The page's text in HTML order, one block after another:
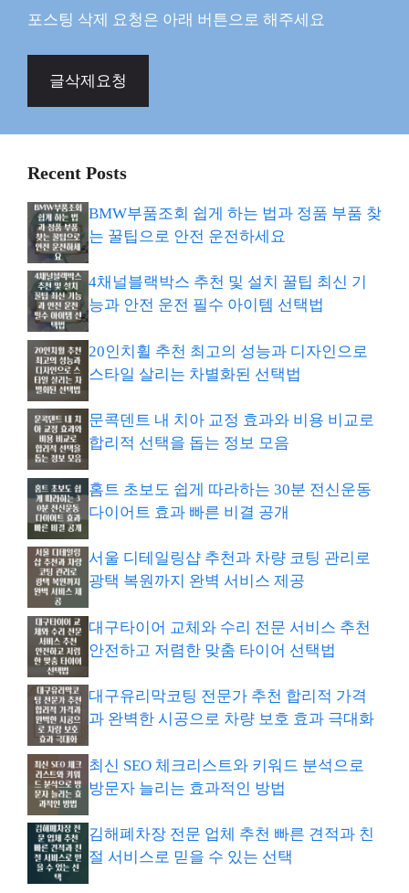
포스팅 삭제 요청은 아래 버튼으로 해주세요
글삭제요청
Recent Posts
BMW부품조회 쉽게 하는 법과 정품 부품 찾
는 꿀팁으로 안전 운전하세요
4채널블랙박스 추천 및 설치 꿀팁 최신 기
능과 안전 운전 필수 아이템 선택법
20인치휠 추천 최고의 성능과 디자인으로
스타일 살리는 차별화된 선택법
문콕덴트 내 치아 교정 효과와 비용 비교로
합리적 선택을 돕는 정보 모음
홈트 초보도 쉽게 따라하는 30분 전신운동
다이어트 효과 빠른 비결 공개
서울 디테일링샵 추천과 차량 코팅 관리로
광택 복원까지 완벽 서비스 제공
대구타이어 교체와 수리 전문 서비스 추천
안전하고 저렴한 맞춤 타이어 선택법
대구유리막코팅 전문가 추천 합리적 가격
과 완벽한 시공으로 차량 보호 효과 극대화
최신 SEO 체크리스트와 키워드 분석으로
방문자 늘리는 효과적인 방법
김해폐차장 전문 업체 추천 빠른 견적과 친
절 서비스로 믿을 수 있는 선택